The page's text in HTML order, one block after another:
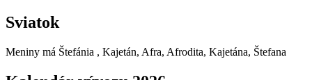
Sviatok
Meniny má Štefánia , Kajetán, Afra, Afrodita, Kajetána, Štefana